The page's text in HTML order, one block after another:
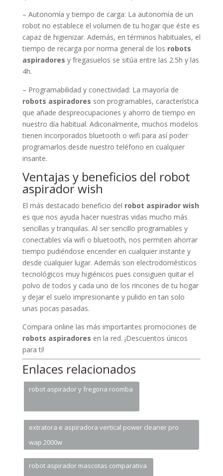
– Autonomía y tiempo de carga: La autonomía de un
robot no establece el volumen de tu hogar que éste es
capaz de higienizar. Además, en términos habituales, el
tiempo de recarga por norma general de los robots
aspiradores y fregasuelos se sitúa entre las 2.5h y las
4h.
– Programabilidad y conectividad: La mayoría de
robots aspiradores son programables, característica
que añade despreocupaciones y ahorro de tiempo en
nuestro día habitual. Adiconalmente, muchos modelos
tienen incorporados bluetooth o wifi para así poder
programarlos desde nuestro teléfono en cualquier
insante.
Ventajas y beneficios del robot
aspirador wish
El más destacado beneficio del robot aspirador wish
es que nos ayuda hacer nuestras vidas mucho más
sencillas y tranquilas. Al ser sencillo programables y
conectables vía wifi o bluetooth, nos permiten ahorrar
tiempo pudiéndose encender en cualquier instante y
desde cualquier lugar. Además son electrodomésticos
tecnológicos muy higiénicos pues consiguen quitar el
polvo de todos y cada uno de los rincones de tu hogar
y dejar el suelo impresionante y pulido en tan solo
unas pocas pasadas.
Compara online las más importantes promociones de
robots aspiradores en la red. ¡Descuentos únicos
para tí!
Enlaces relacionados
robot aspirador y fregona roomba
extratora e aspiradora vertical power cleaner pro
wap 2000w
robot aspirador mascotas comparativa